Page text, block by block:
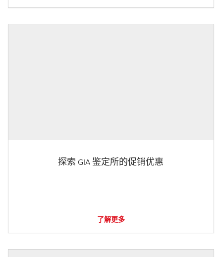
探索 GIA 鉴定所的促销优惠
了解更多